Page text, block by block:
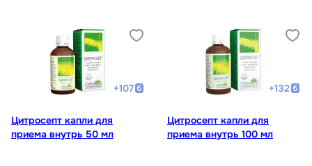
+107
Цитросепт капли для
приема внутрь 50 мл
+132
Цитросепт капли для
приема внутрь 100 мл